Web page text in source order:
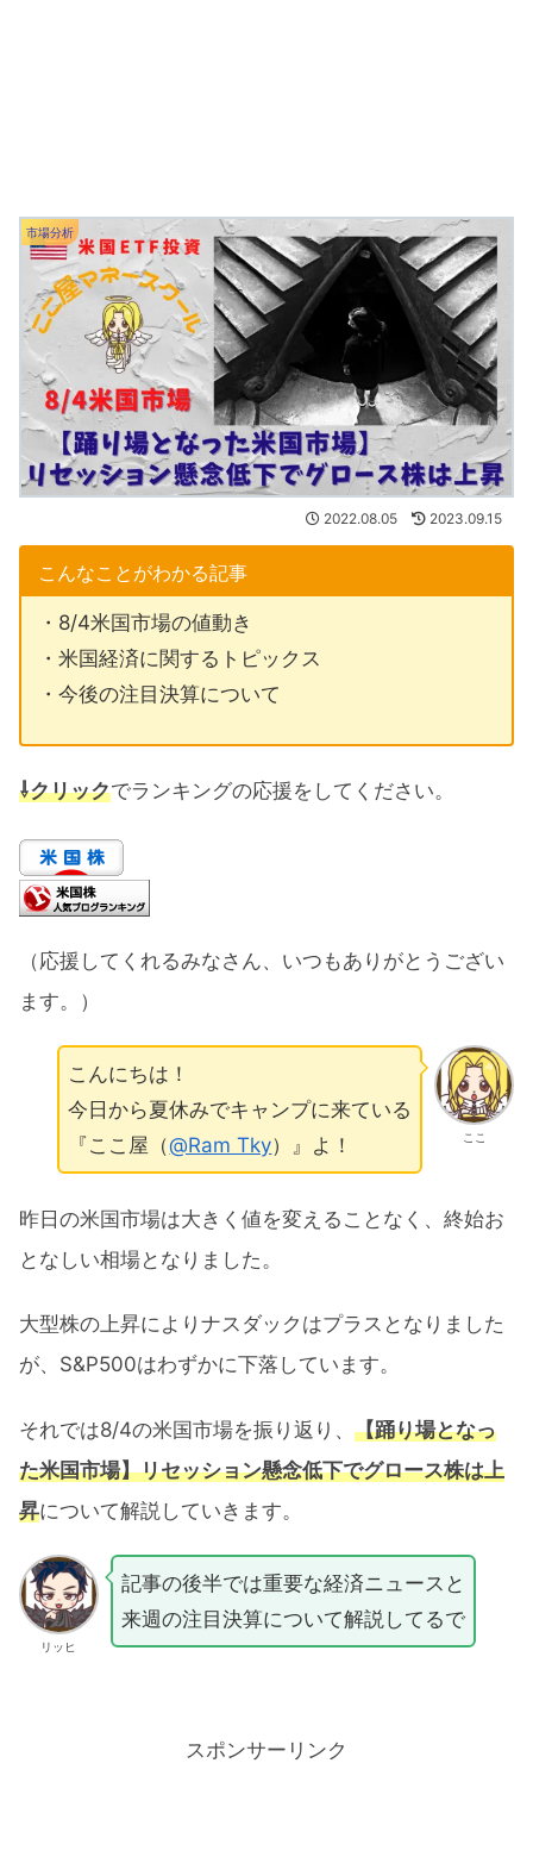
市場分析
2022.08.05 2023.09.15
こんなことがわかる記事
・8/4米国市場の値動き
・米国経済に関するトピックス
・今後の注目決算について
⇩クリックでランキングの応援をしてください。
（応援してくれるみなさん、いつもありがとうござい
ます。）
ここ
こんにちは！
今日から夏休みでキャンプに来ている
『ここ屋（@Ram Tky）』よ！
昨日の米国市場は大きく値を変えることなく、終始お
となしい相場となりました。
大型株の上昇によりナスダックはプラスとなりました
が、S&P500はわずかに下落しています。
それでは8/4の米国市場を振り返り、 【踊り場となっ
た米国市場】リセッション懸念低下でグロース株は上
昇について解説していきます。
リッヒ
記事の後半では重要な経済ニュースと
来週の注目決算について解説してるで
スポンサーリンク